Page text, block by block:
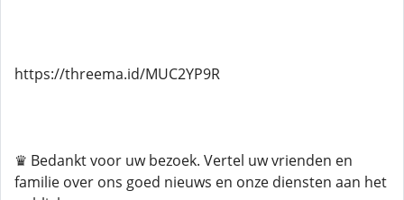
https://threema.id/MUC2YP9R
♛ Bedankt voor uw bezoek. Vertel uw vrienden en
familie over ons goed nieuws en onze diensten aan het